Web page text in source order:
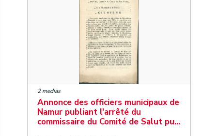
2 medias
Annonce des officiers municipaux de
Namur publiant l'arrêté du
commissaire du Comité de Salut pu…